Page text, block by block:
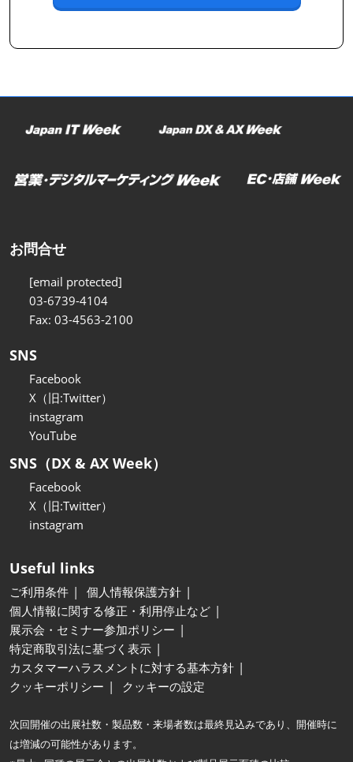
お問合せ
[email protected]
03-6739-4104
Fax: 03-4563-2100
SNS
Facebook
X（旧:Twitter）
instagram
YouTube
SNS（DX & AX Week）
Facebook
X（旧:Twitter）
instagram
Useful links
ご利用条件
個人情報保護方針
個人情報に関する修正・利用停止など
展示会・セミナー参加ポリシー
特定商取引法に基づく表示
カスタマーハラスメントに対する基本方針
クッキーポリシー
クッキーの設定
次回開催の出展社数・製品数・来場者数は最終見込みであり、開催時に
は増減の可能性があります。